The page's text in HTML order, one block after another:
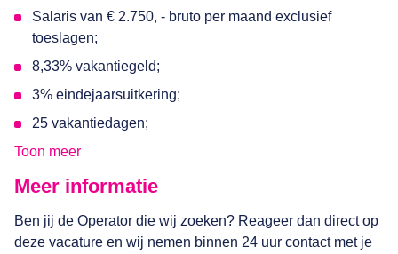
Salaris van € 2.750, - bruto per maand exclusief
toeslagen;
8,33% vakantiegeld;
3% eindejaarsuitkering;
25 vakantiedagen;
Toon meer
Meer informatie
Ben jij de Operator die wij zoeken? Reageer dan direct op
deze vacature en wij nemen binnen 24 uur contact met je